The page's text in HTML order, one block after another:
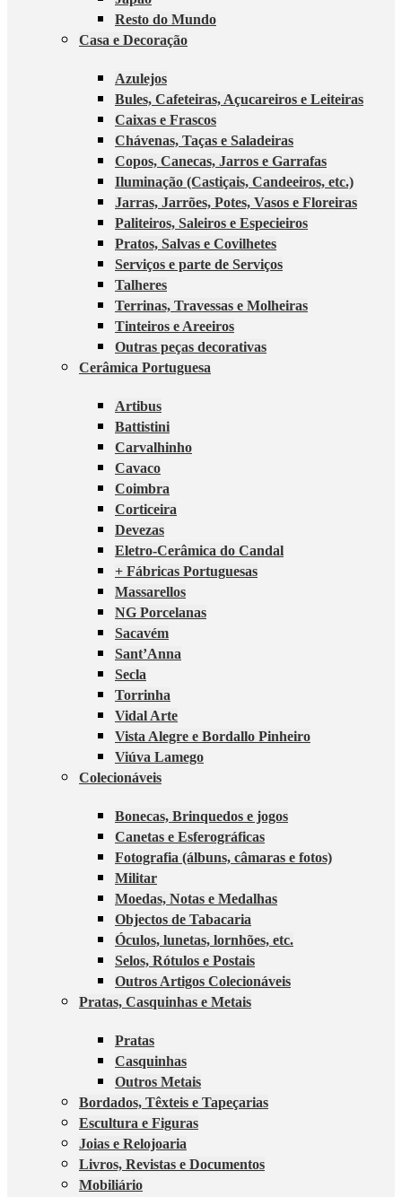
Resto do Mundo
Casa e Decoração
Azulejos
Bules, Cafeteiras, Açucareiros e Leiteiras
Caixas e Frascos
Chávenas, Taças e Saladeiras
Copos, Canecas, Jarros e Garrafas
Iluminação (Castiçais, Candeeiros, etc.)
Jarras, Jarrões, Potes, Vasos e Floreiras
Paliteiros, Saleiros e Especieiros
Pratos, Salvas e Covilhetes
Serviços e parte de Serviços
Talheres
Terrinas, Travessas e Molheiras
Tinteiros e Areeiros
Outras peças decorativas
Cerâmica Portuguesa
Artibus
Battistini
Carvalhinho
Cavaco
Coimbra
Corticeira
Devezas
Eletro-Cerâmica do Candal
+ Fábricas Portuguesas
Massarellos
NG Porcelanas
Sacavém
Sant’Anna
Secla
Torrinha
Vidal Arte
Vista Alegre e Bordallo Pinheiro
Viúva Lamego
Colecionáveis
Bonecas, Brinquedos e jogos
Canetas e Esferográficas
Fotografia (álbuns, câmaras e fotos)
Militar
Moedas, Notas e Medalhas
Objectos de Tabacaria
Óculos, lunetas, lornhões, etc.
Selos, Rótulos e Postais
Outros Artigos Colecionáveis
Pratas, Casquinhas e Metais
Pratas
Casquinhas
Outros Metais
Bordados, Têxteis e Tapeçarias
Escultura e Figuras
Joias e Relojoaria
Livros, Revistas e Documentos
Mobiliário